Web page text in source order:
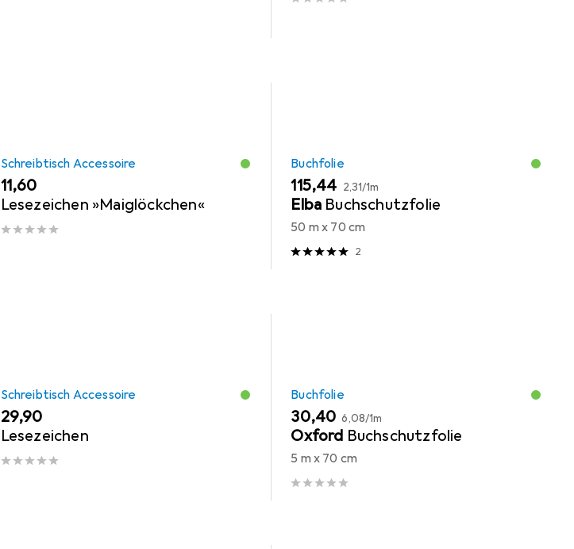
Schreibtisch Accessoire
EUR
11,60
Lesezeichen »Maiglöckchen«
Buchfolie
EUR
115,44 EUR
2,31/1m
Elba Buchschutzfolie
50 m x 70 cm
2
Schreibtisch Accessoire
EUR
29,90
Lesezeichen
Buchfolie
EUR
30,40 EUR
6,08/1m
Oxford Buchschutzfolie
5 m x 70 cm